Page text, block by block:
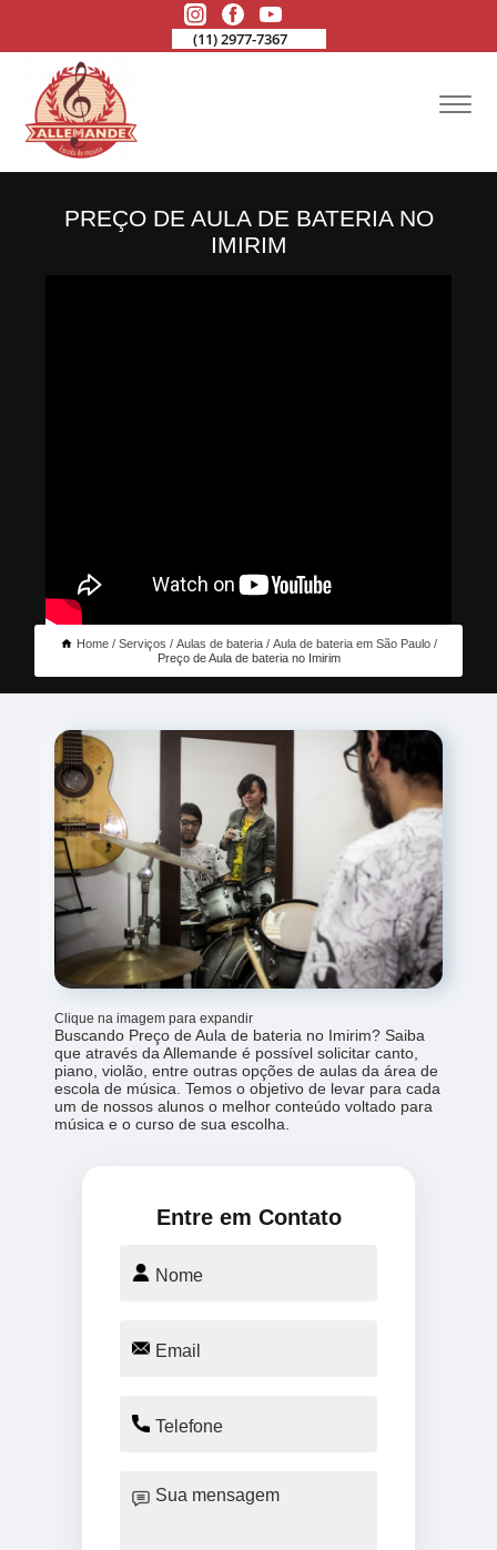
(11) 2977-7367
PREÇO DE AULA DE BATERIA NO
IMIRIM
Home Serviços Aulas de bateria
Aula de bateria em São Paulo
Preço de Aula de bateria no Imirim
Clique na imagem para expandir
Buscando Preço de Aula de bateria no Imirim? Saiba
que através da Allemande é possível solicitar canto,
piano, violão, entre outras opções de aulas da área de
escola de música. Temos o objetivo de levar para cada
um de nossos alunos o melhor conteúdo voltado para
música e o curso de sua escolha.
Entre em Contato